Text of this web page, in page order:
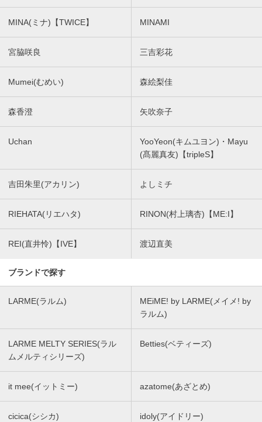
MINA(ミナ)【TWICE】 MINAMI
宮脇咲良 三吉彩花
Mumei(むめい) 森絵梨佳
森香澄 矢吹奈子
Uchan
YooYeon(キムユヨン)・Mayu
(髙麗真友)【tripleS】
吉田朱里(アカリン) よしミチ
RIEHATA(リエハタ) RINON(村上璃杏)【ME:I】
REI(直井怜)【IVE】 渡辺直美
ブランドで探す
LARME(ラルム)
MEiME! by LARME(メイメ! by
ラルム)
LARME MELTY SERIES(ラル
ムメルティシリーズ)
Betties(ベティーズ)
it mee(イットミー) azatome(あざとめ)
cicica(シシカ) idoly(アイドリー)